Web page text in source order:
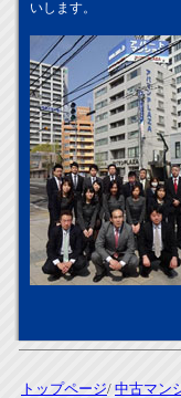
いします。
トップページ/ 中古マン